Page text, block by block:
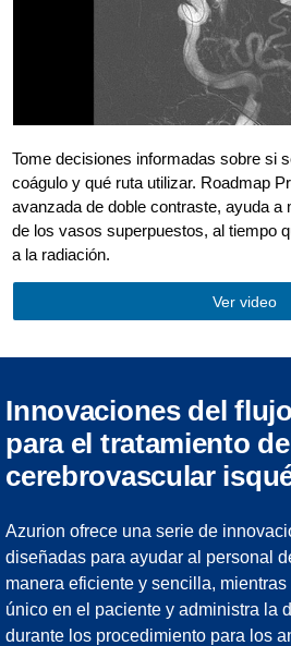
Tome decisiones informadas sobre si
coágulo y qué ruta utilizar. Roadmap
avanzada de doble contraste, ayuda a
de los vasos superpuestos, al tiempo
a la radiación.
Ver video
Innovaciones del
para el tratamiento
cerebrovascular
Azurion ofrece una serie de
diseñadas para ayudar al personal
manera eficiente y sencilla,
único en el paciente y administra la
durante los procedimiento para los